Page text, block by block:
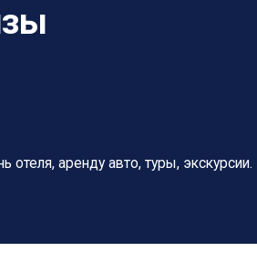
отеля, аренду авто, туры, экскурсии.